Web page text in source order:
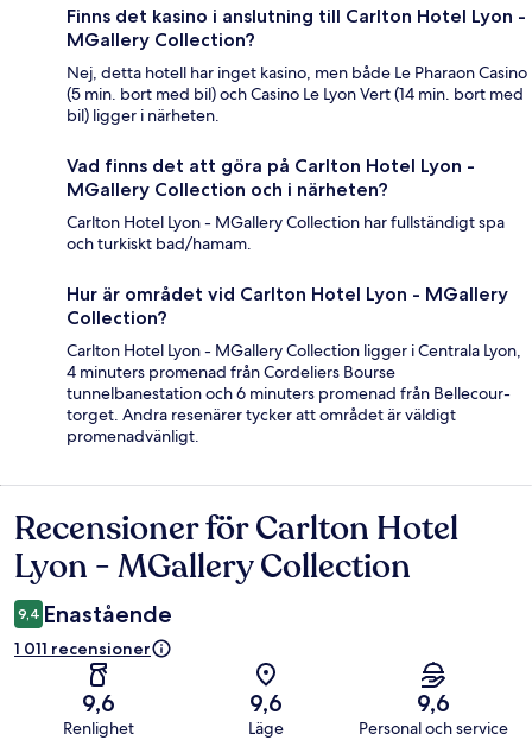
Finns det kasino i anslutning till Carlton Hotel Lyon -
MGallery Collection?
Nej, detta hotell har inget kasino, men både Le Pharaon Casino
(5 min. bort med bil) och Casino Le Lyon Vert (14 min. bort med
bil) ligger i närheten.
Vad finns det att göra på Carlton Hotel Lyon -
MGallery Collection och i närheten?
Carlton Hotel Lyon - MGallery Collection har fullständigt spa
och turkiskt bad/hamam.
Hur är området vid Carlton Hotel Lyon - MGallery
Collection?
Carlton Hotel Lyon - MGallery Collection ligger i Centrala Lyon,
4 minuters promenad från Cordeliers Bourse
tunnelbanestation och 6 minuters promenad från Bellecour-
torget. Andra resenärer tycker att området är väldigt
promenadvänligt.
Recensioner
Recensioner för Carlton Hotel
Lyon - MGallery Collection
9,4 Enastående
1 011 recensioner
9,6
Renlighet
9,6
Läge
9,6
Personal och service